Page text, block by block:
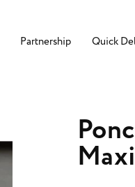
Partnership Quick